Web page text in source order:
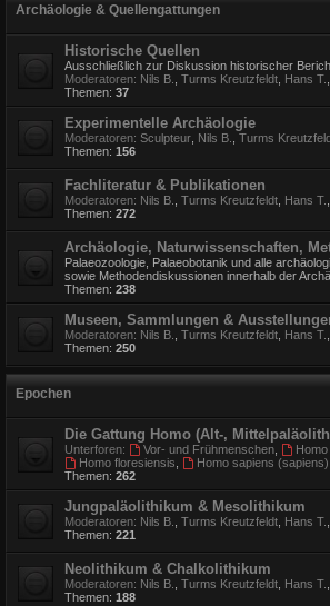
Archäologie & Quellengattungen
Historische Quellen
Ausschließlich zur Diskussion historischer
Moderatoren: Nils B. Turms Kreutzfeldt Hans T.
Themen: 37
Experimentelle Archäologie
Moderatoren: Sculpteur Nils B. Turms
Themen: 156
Fachliteratur & Publikationen
Moderatoren: Nils B. Turms Kreutzfeldt Hans T.
Themen: 272
Archäologie, Naturwissenschaften,
Palaeozoologie, Palaeobotanik und alle
sowie Methodendiskussionen innerhalb der
Themen: 238
Museen, Sammlungen &
Moderatoren: Nils B. Turms Kreutzfeldt Hans T.
Themen: 250
Epochen
Die Gattung Homo (Alt-,
Unterforen: Vor- und Frühmenschen,
Homo floresiensis
Homo sapiens (sapiens)
Themen: 262
Jungpaläolithikum & Mesolithikum
Moderatoren: Nils B. Turms Kreutzfeldt Hans T.
Themen: 221
Neolithikum & Chalkolithikum
Moderatoren: Nils B. Turms Kreutzfeldt Hans T.
Themen: 188